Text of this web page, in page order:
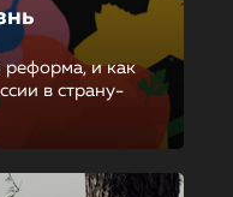
реформа, и как
в страну-